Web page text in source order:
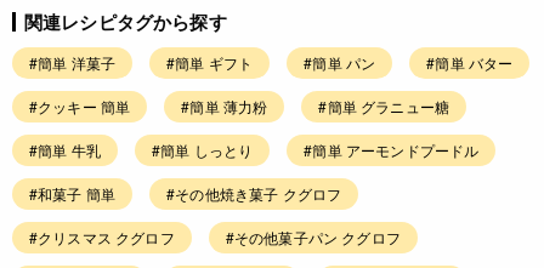
関連レシピタグから探す
#簡単 洋菓子 #簡単 ギフト #簡単 パン #簡単 バター
#クッキー 簡単 #簡単 薄力粉 #簡単 グラニュー糖
#簡単 牛乳 #簡単 しっとり #簡単 アーモンドプードル
#和菓子 簡単 #その他焼き菓子 クグロフ
#クリスマス クグロフ #その他菓子パン クグロフ